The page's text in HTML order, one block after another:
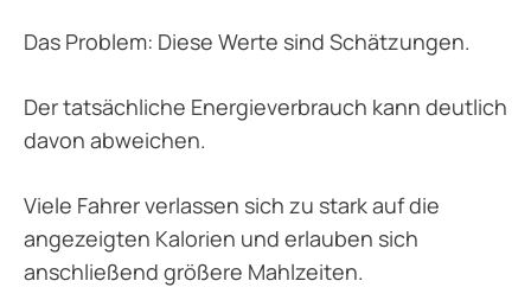
Das Problem: Diese Werte sind Schätzungen.
Der tatsächliche Energieverbrauch kann deutlich
davon abweichen.
Viele Fahrer verlassen sich zu stark auf die
angezeigten Kalorien und erlauben sich
anschließend größere Mahlzeiten.